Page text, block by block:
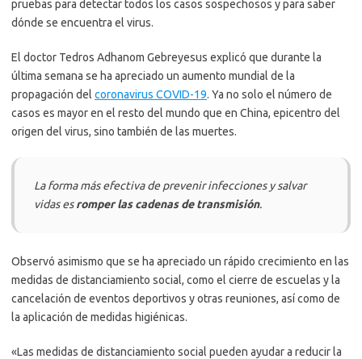
pruebas para detectar todos los casos sospechosos y para saber
dónde se encuentra el virus.
El doctor Tedros Adhanom Gebreyesus explicó que durante la
última semana se ha apreciado un aumento mundial de la
propagación del coronavirus COVID-19. Ya no solo el número de
casos es mayor en el resto del mundo que en China, epicentro del
origen del virus, sino también de las muertes.
La forma más efectiva de prevenir infecciones y salvar
vidas esromper las cadenas de transmisión.
Observó asimismo que se ha apreciado un rápido crecimiento en las
medidas de distanciamiento social, como el cierre de escuelas y la
cancelación de eventos deportivos y otras reuniones, así como de
la aplicación de medidas higiénicas.
«Las medidas de distanciamiento social pueden ayudar a reducir la